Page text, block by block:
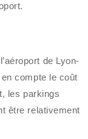
de Lyon-
compte le coût
les parkings
être relativement